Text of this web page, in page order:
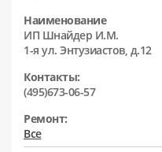
Наименование
ИП Шнайдер И.М.
1-я ул. Энтузиастов, д.12
Контакты:
(495)673-06-57
Ремонт:
Все